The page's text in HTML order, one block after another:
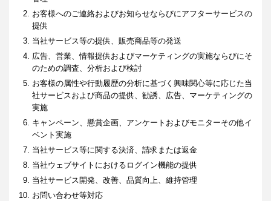
お客様へのご連絡およびお知らせならびにアフターサービスの
提供
当社サービス等の提供、販売商品等の発送
広告、営業、情報提供およびマーケティングの実施ならびにそ
のための調査、分析および検討
お客様の属性や行動履歴の分析に基づく興味関心等に応じた当
社サービスおよび商品の提供、勧誘、広告、マーケティングの
実施
キャンペーン、懸賞企画、アンケートおよびモニターその他イ
ベント実施
当社サービス等に関する決済、請求または返金
当社ウェブサイトにおけるログイン機能の提供
当社サービス開発、改善、品質向上、維持管理
お問い合わせ等対応